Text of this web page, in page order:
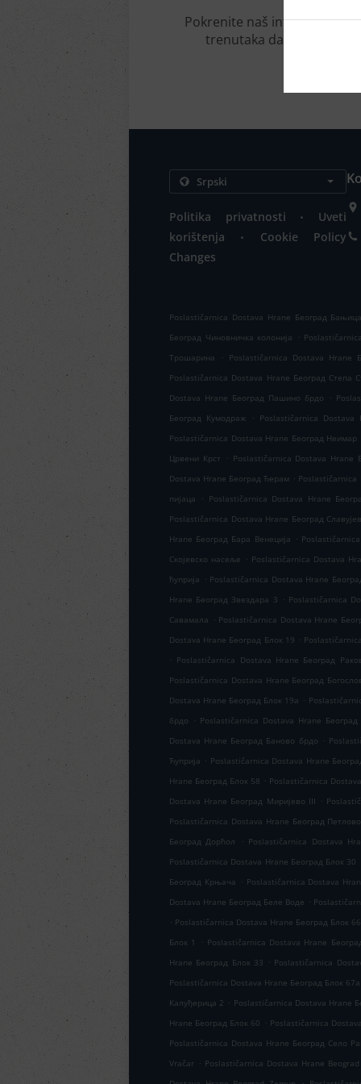
Pokrenite naš interaktivni
trenutaka da
Politika privatnosti .
Uveti
korištenja
.
Cookie Policy
Changes
Poslastičarnica Dostava Hrane Београд Бањица
Београд Чиновничка колонија
.
Трошарина
. Poslastičarnica Dostava Hrane
Poslastičarnica Dostava Hrane Београд Степа
Dostava Hrane Београд Пашино брдо
.
Београд Кумодраж
. Poslastičarnica Dostava
Poslastičarnica Dostava Hrane Београд Неимар
Црвени Крст
. Poslastičarnica Dostava Hrane
Dostava Hrane Београд Ђерам . Poslastičarnica
пијаца
. Poslastičarnica Dostava Hrane
Poslastičarnica Dostava Hrane Београд
Hrane Београд Бара Венеција .
Скојевско насеље . Poslastičarnica Dostava
ћуприја . Poslastičarnica Dostava Hrane
Hrane Београд Звездара 3 . Poslastičarnica
Савамала . Poslastičarnica Dostava Hrane
Dostava Hrane Београд Блок 19 .
. Poslastičarnica Dostava Hrane Београд
Poslastičarnica Dostava Hrane Београд
Dostava Hrane Београд Блок 19а .
брдо
. Poslastičarnica Dostava Hrane Београд
Dostava Hrane Београд Баново брдо .
Ћуприја . Poslastičarnica Dostava Hrane
Hrane Београд Блок 58 . Poslastičarnica
Dostava Hrane Београд Миријево III .
Poslastičarnica Dostava Hrane Београд
Београд Дорћол
. Poslastičarnica Dostava
Poslastičarnica Dostava Hrane Београд Блок 30
Београд Крњача . Poslastičarnica Dostava
Dostava Hrane Београд Беле Воде .
. Poslastičarnica Dostava Hrane Београд Блок 66
Блок 1
. Poslastičarnica Dostava Hrane
Hrane Београд Блок 33 . Poslastičarnica
Poslastičarnica Dostava Hrane Београд Блок 67а
Калуђерица 2 . Poslastičarnica Dostava Hrane
Hrane Београд Блок 60 . Poslastičarnica
Poslastičarnica Dostava Hrane Београд Село
Vračar . Poslastičarnica Dostava Hrane Beograd
.